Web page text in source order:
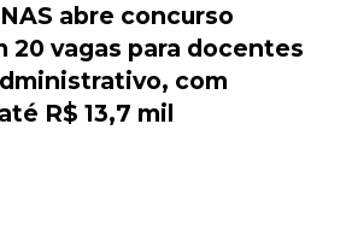
abre concurso
20 vagas para docentes
com
R$ 13,7 mil